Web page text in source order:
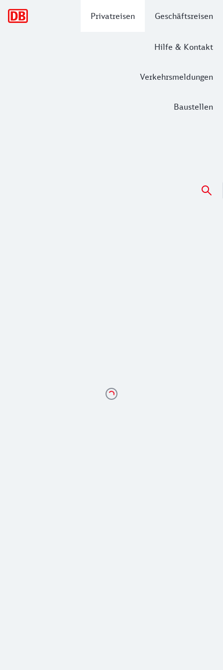
Privatreisen Geschäftsreisen
Hilfe & Kontakt
Verkehrsmeldungen
Baustellen